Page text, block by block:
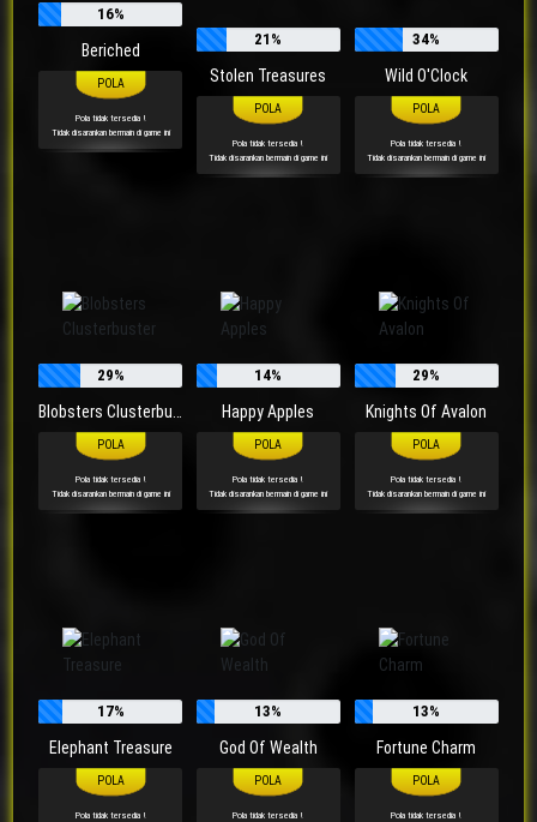
16%
Beriched
Pola tidak tersedia !
Tidak disarankan bermain di game ini
21%
Stolen Treasures
Pola tidak tersedia !
Tidak disarankan bermain di game ini
34%
Wild O'Clock
Pola tidak tersedia !
Tidak disarankan bermain di game ini
29%
Blobsters Clusterbuster
Pola tidak tersedia !
Tidak disarankan bermain di game ini
14%
Happy Apples
Pola tidak tersedia !
Tidak disarankan bermain di game ini
29%
Knights Of Avalon
Pola tidak tersedia !
Tidak disarankan bermain di game ini
17%
Elephant Treasure
Pola tidak tersedia !
13%
God Of Wealth
Pola tidak tersedia !
13%
Fortune Charm
Pola tidak tersedia !